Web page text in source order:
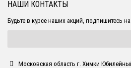
НАШИ КОНТАКТЫ
Будьте в курсе наших акций, подпишитесь
Московская область г. Химки